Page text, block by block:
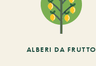
ALBERI DA FRUTTO